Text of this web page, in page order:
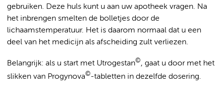
gebruiken. Deze huls kunt u aan uw apotheek vragen. Na
het inbrengen smelten de bolletjes door de
lichaamstemperatuur. Het is daarom normaal dat u een
deel van het medicijn als afscheiding zult verliezen.
Belangrijk: als u start met Utrogestan©, gaat u door met het
slikken van Progynova©-tabletten in dezelfde dosering.